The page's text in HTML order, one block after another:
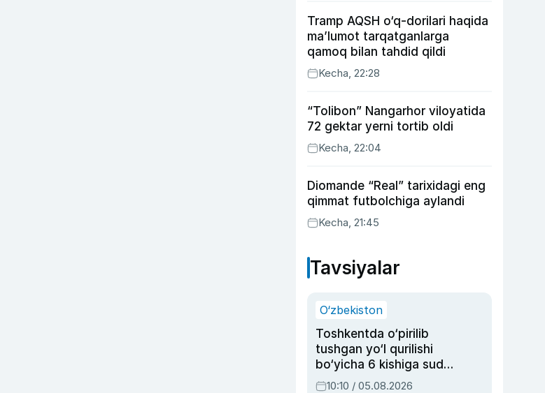
Tramp AQSH o‘q-dorilari haqida
ma’lumot tarqatganlarga
qamoq bilan tahdid qildi
Kecha, 22:28
“Tolibon” Nangarhor viloyatida
72 gektar yerni tortib oldi
Kecha, 22:04
Diomande “Real” tarixidagi eng
qimmat futbolchiga aylandi
Kecha, 21:45
Tavsiyalar
O‘zbekiston
Toshkentda o‘pirilib
tushgan yo‘l qurilishi
bo‘yicha 6 kishiga sud
hukmi o‘qildi
10:10 / 05.08.2026